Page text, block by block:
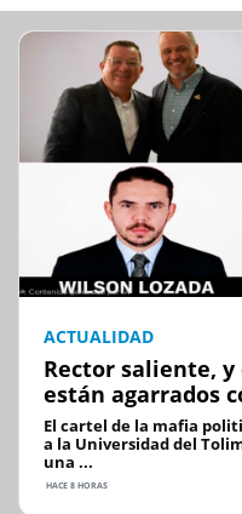
ACTUALIDAD
Rector saliente,
están agarrados
El cartel de la mafia
a la Universidad del
una ...
HACE 8 HORAS